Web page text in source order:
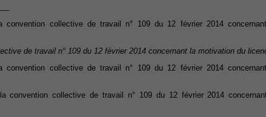
collective de travail n° 109 du 12 février 2014
de travail n° 109 du 12 février 2014 concernant la motivation du
collective de travail n° 109 du 12 février 2014
convention collective de travail n° 109 du 12 février 2014